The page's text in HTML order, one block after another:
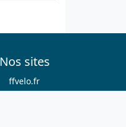
Nos sites
ffvelo.fr